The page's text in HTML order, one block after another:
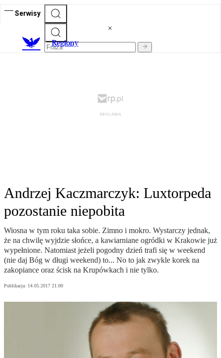
Serwisy
Regiony
Andrzej Kaczmarczyk: Luxtorpeda
pozostanie niepobita
Wiosna w tym roku taka sobie. Zimno i mokro. Wystarczy jednak,
że na chwilę wyjdzie słońce, a kawiarniane ogródki w Krakowie już
wypełnione. Natomiast jeżeli pogodny dzień trafi się w weekend
(nie daj Bóg w długi weekend) to... No to jak zwykle korek na
zakopiance oraz ścisk na Krupówkach i nie tylko.
Publikacja: 14.05.2017 21:00